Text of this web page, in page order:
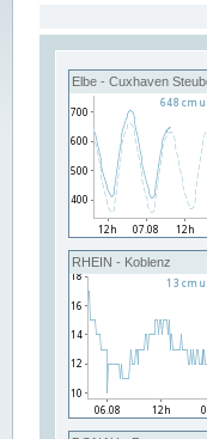
Elbe - Cuxhaven
RHEIN - Koblenz